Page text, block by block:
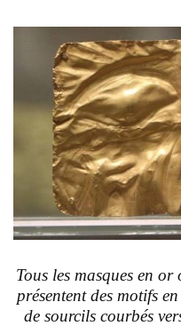
Tous les masques en
présentent des motifs
de sourcils courbés